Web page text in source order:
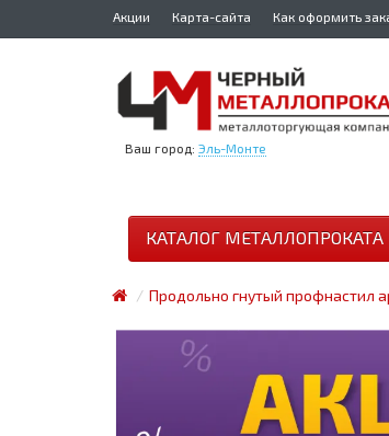
Акции Карта-сайта Как оформить
Ваш город: Эль-Монте
КАТАЛОГ МЕТАЛЛОПРОКАТА
Продольно гнутый профнастил